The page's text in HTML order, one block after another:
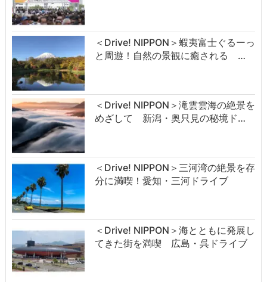
＜Drive! NIPPON＞蝦夷富士ぐるーっ
と周遊！自然の景観に癒される …
＜Drive! NIPPON＞滝雲雲海の絶景を
めざして 新潟・奥只見の秘境ド…
＜Drive! NIPPON＞三河湾の絶景を存
分に満喫！愛知・三河ドライブ
＜Drive! NIPPON＞海とともに発展し
てきた街を満喫 広島・呉ドライブ